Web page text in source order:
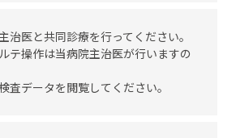
治医と共同診療を行ってください。
テ操作は当病院主治医が行いますの
査データを閲覧してください。